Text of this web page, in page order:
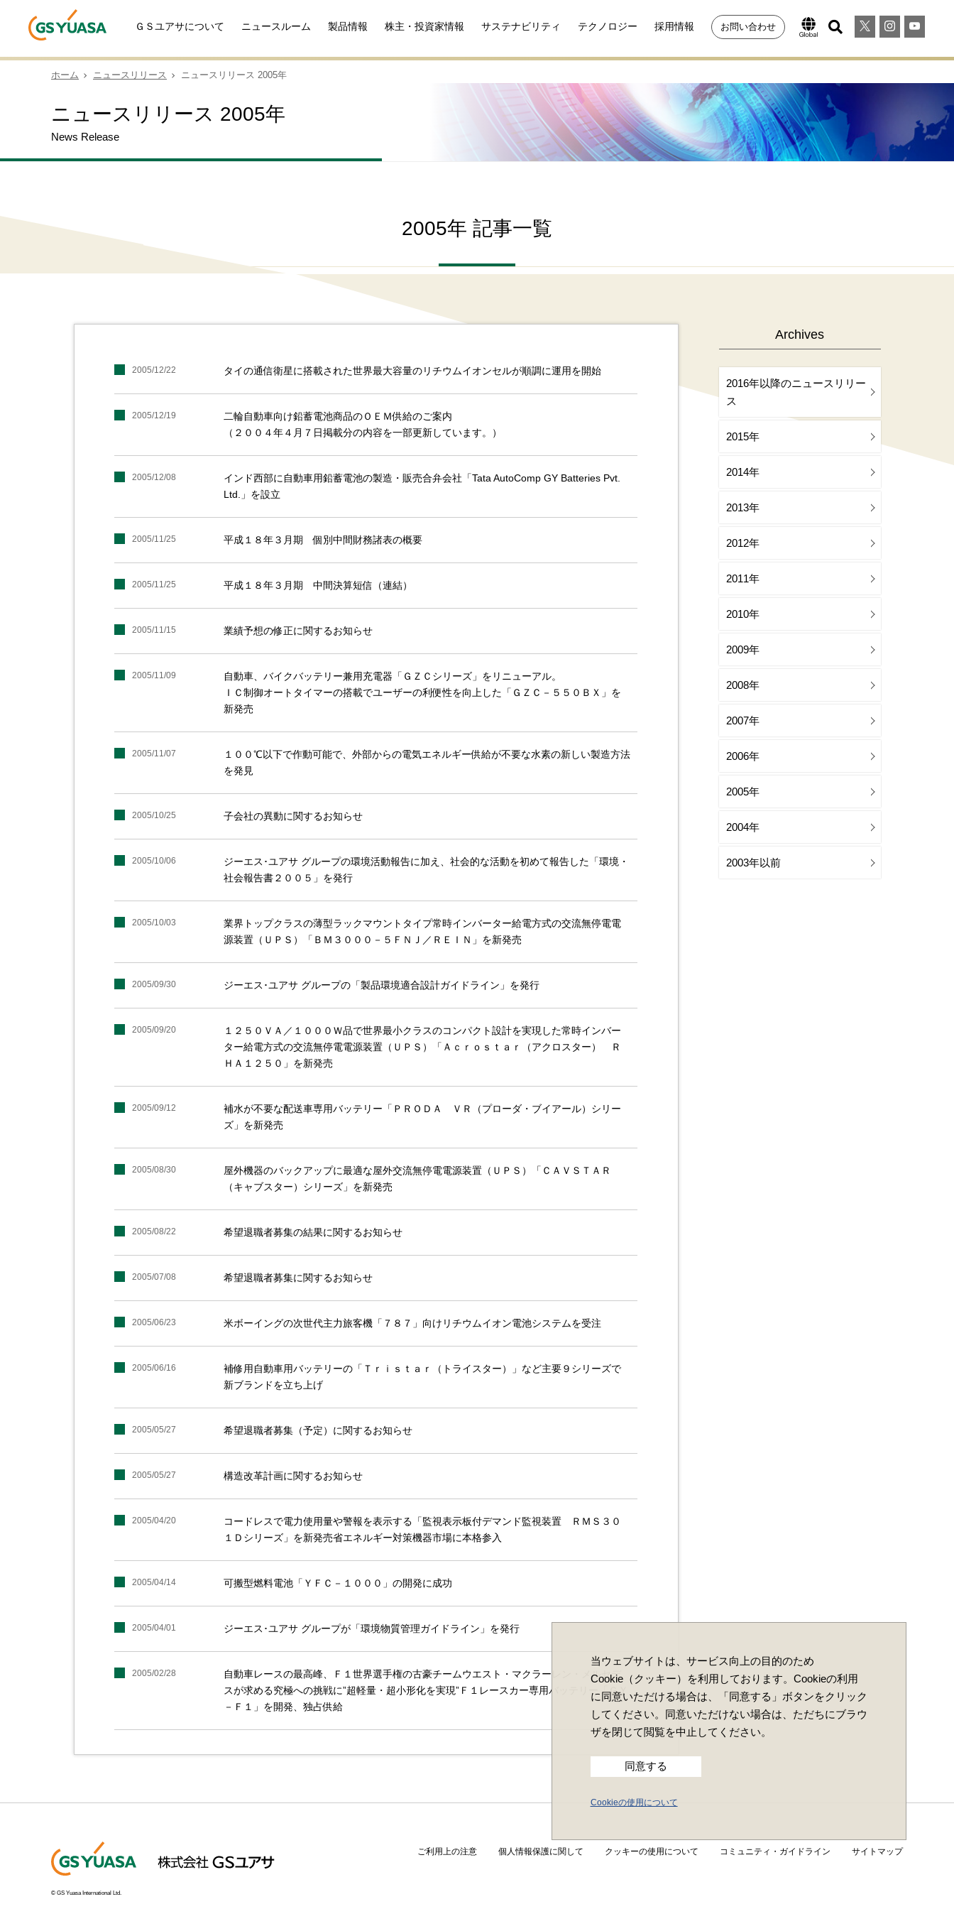
当ウェブサイトは、サービス向上の目的のため
Cookie（クッキー）を利用しております。Cookieの利用
に同意いただける場合は、「同意する」ボタンをクリック
してください。同意いただけない場合は、ただちにブラウ
ザを閉じて閲覧を中止してください。
同意する
Cookieの使用について
ＧＳユアサについて ニュースルーム 製品情報 株主・投資家情報 サステナビリティ テクノロジー 採用情報 お問い合わせ
ホーム ニュースリリース ニュースリリース 2005年
ニュースリリース 2005年
News Release
2005年 記事一覧
2005/12/22 タイの通信衛星に搭載された世界最大容量のリチウムイオンセルが順調に運用を開始
2005/12/19
二輪自動車向け鉛蓄電池商品のＯＥＭ供給のご案内
（２００４年４月７日掲載分の内容を一部更新しています。）
2005/12/08
インド西部に自動車用鉛蓄電池の製造・販売合弁会社「Tata AutoComp GY Batteries Pvt.
Ltd.」を設立
2005/11/25 平成１８年３月期 個別中間財務諸表の概要
2005/11/25 平成１８年３月期 中間決算短信（連結）
2005/11/15 業績予想の修正に関するお知らせ
2005/11/09
自動車、バイクバッテリー兼用充電器「ＧＺＣシリーズ」をリニューアル。
ＩＣ制御オートタイマーの搭載でユーザーの利便性を向上した「ＧＺＣ－５５０ＢＸ」を
新発売
2005/11/07
１００℃以下で作動可能で、外部からの電気エネルギー供給が不要な水素の新しい製造方法
を発見
2005/10/25 子会社の異動に関するお知らせ
2005/10/06
ジーエス･ユアサ グループの環境活動報告に加え、社会的な活動を初めて報告した「環境・
社会報告書２００５」を発行
2005/10/03
業界トップクラスの薄型ラックマウントタイプ常時インバーター給電方式の交流無停電電
源装置（ＵＰＳ）「ＢＭ３０００－５ＦＮＪ／ＲＥＩＮ」を新発売
2005/09/30 ジーエス･ユアサ グループの「製品環境適合設計ガイドライン」を発行
2005/09/20
１２５０ＶＡ／１０００Ｗ品で世界最小クラスのコンパクト設計を実現した常時インバー
ター給電方式の交流無停電電源装置（ＵＰＳ）「Ａｃｒｏｓｔａｒ（アクロスター） Ｒ
ＨＡ１２５０」を新発売
2005/09/12
補水が不要な配送車専用バッテリー「ＰＲＯＤＡ ＶＲ（プローダ・ブイアール）シリー
ズ」を新発売
2005/08/30
屋外機器のバックアップに最適な屋外交流無停電電源装置（ＵＰＳ）「ＣＡＶＳＴＡＲ
（キャブスター）シリーズ」を新発売
2005/08/22 希望退職者募集の結果に関するお知らせ
2005/07/08 希望退職者募集に関するお知らせ
2005/06/23 米ボーイングの次世代主力旅客機「７８７」向けリチウムイオン電池システムを受注
2005/06/16
補修用自動車用バッテリーの「Ｔｒｉｓｔａｒ（トライスター）」など主要９シリーズで
新ブランドを立ち上げ
2005/05/27 希望退職者募集（予定）に関するお知らせ
2005/05/27 構造改革計画に関するお知らせ
2005/04/20
コードレスで電力使用量や警報を表示する「監視表示板付デマンド監視装置 ＲＭＳ３０
１Ｄシリーズ」を新発売省エネルギー対策機器市場に本格参入
2005/04/14 可搬型燃料電池「ＹＦＣ－１０００」の開発に成功
2005/04/01 ジーエス･ユアサ グループが「環境物質管理ガイドライン」を発行
2005/02/28
自動車レースの最高峰、Ｆ１世界選手権の古豪チームウエスト・マクラーレン・メルセデ
スが求める究極への挑戦に”超軽量・超小形化を実現”Ｆ１レースカー専用バッテリー「ＧＹ
－Ｆ１」を開発、独占供給
Archives
2016年以降のニュースリリー
ス
2015年
2014年
2013年
2012年
2011年
2010年
2009年
2008年
2007年
2006年
2005年
2004年
2003年以前
© GS Yuasa International Ltd.
ご利用上の注意 個人情報保護に関して クッキーの使用について コミュニティ・ガイドライン サイトマップ